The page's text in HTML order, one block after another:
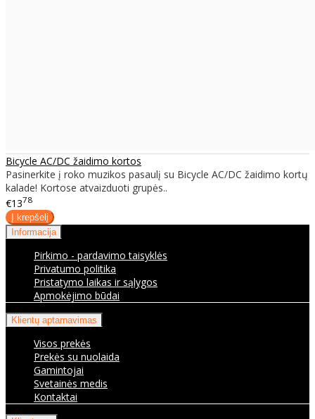
Bicycle AC/DC žaidimo kortos
Pasinerkite į roko muzikos pasaulį su Bicycle AC/DC žaidimo kortų
kalade! Kortose atvaizduoti grupės..
€1378
Informacija
Pirkimo - pardavimo taisyklės
Privatumo politika
Pristatymo laikas ir sąlygos
Apmokėjimo būdai
Klientų aptarnavimas
Visos prekės
Prekės su nuolaida
Gamintojai
Svetainės medis
Kontaktai